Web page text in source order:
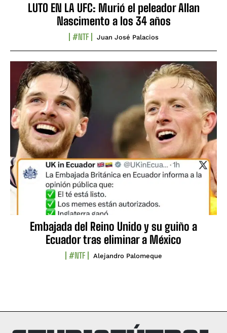
LUTO EN LA UFC: Murió el peleador Allan
Nascimento a los 34 años
#NTF Juan José Palacios
Embajada del Reino Unido y su guiño a
Ecuador tras eliminar a México
#NTF Alejandro Palomeque